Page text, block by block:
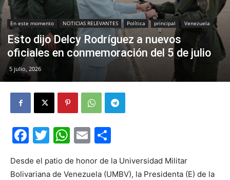
En este momento NOTICIAS RELEVANTES Política principal Venezuela
Esto dijo Delcy Rodríguez a nuevos
oficiales en conmemoración del 5 de julio
5 julio, 2026
Facebook
Twitter
WhatsApp
Email
Desde el patio de honor de la Universidad Militar
Bolivariana de Venezuela (UMBV), la Presidenta (E) de la